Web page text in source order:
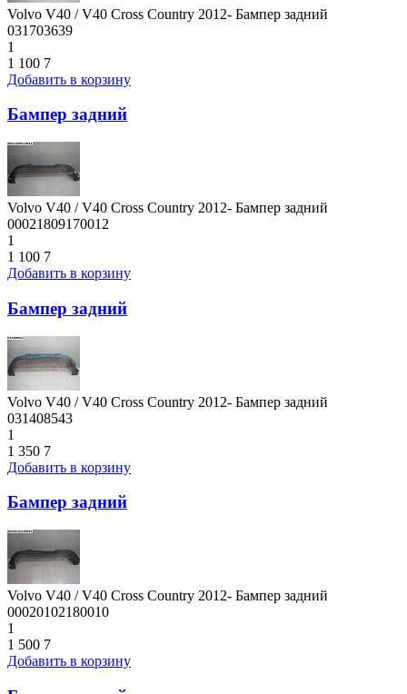
Volvo V40 / V40 Cross Country 2012- Бампер задний
031703639
1
1 100 7
Добавить в корзину
Бампер задний
Volvo V40 / V40 Cross Country 2012- Бампер задний
00021809170012
1
1 100 7
Добавить в корзину
Бампер задний
Volvo V40 / V40 Cross Country 2012- Бампер задний
031408543
1
1 350 7
Добавить в корзину
Бампер задний
Volvo V40 / V40 Cross Country 2012- Бампер задний
00020102180010
1
1 500 7
Добавить в корзину